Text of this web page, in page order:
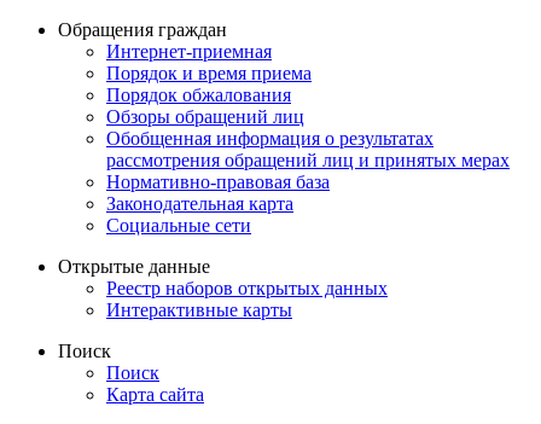
Обращения граждан
Интернет-приемная
Порядок и время приема
Порядок обжалования
Обзоры обращений лиц
Обобщенная информация о результатах
рассмотрения обращений лиц и принятых мерах
Нормативно-правовая база
Законодательная карта
Социальные сети
Открытые данные
Реестр наборов открытых данных
Интерактивные карты
Поиск
Поиск
Карта сайта